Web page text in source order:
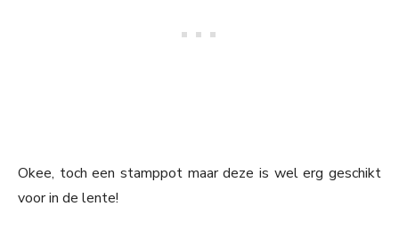
Okee, toch een stamppot maar deze is wel erg geschikt
voor in de lente!